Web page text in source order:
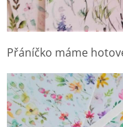
Přáníčko máme